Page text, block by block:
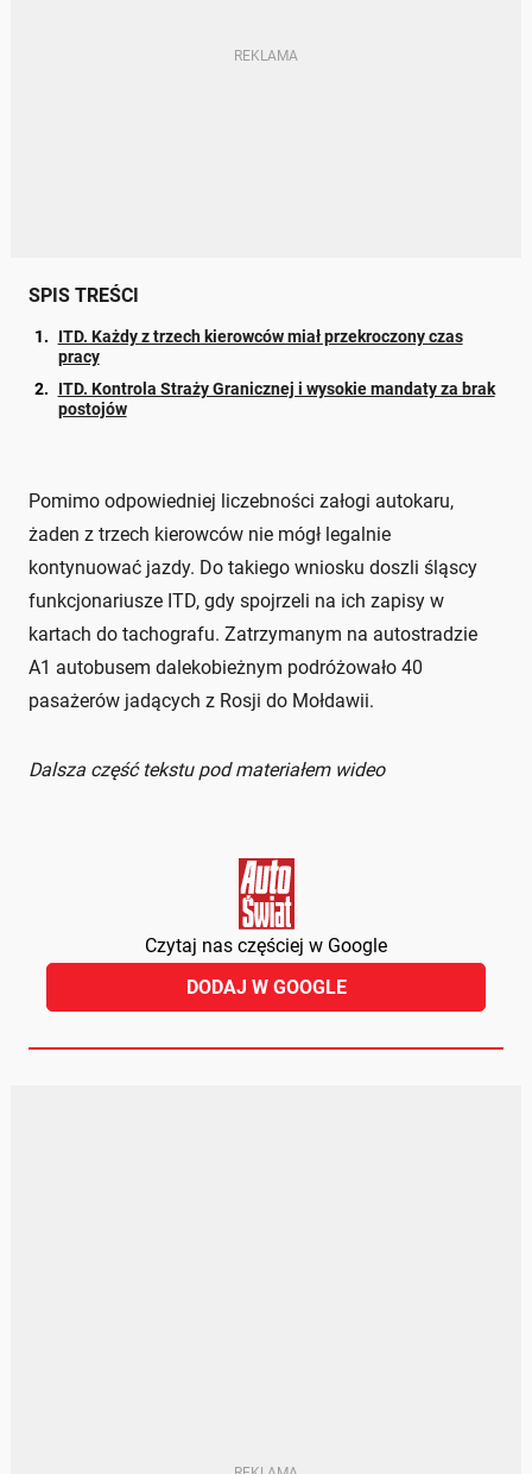
SPIS TREŚCI
ITD. Każdy z trzech kierowców miał przekroczony czas
pracy
ITD. Kontrola Straży Granicznej i wysokie mandaty za brak
postojów
Pomimo odpowiedniej liczebności załogi autokaru,
żaden z trzech kierowców nie mógł legalnie
kontynuować jazdy. Do takiego wniosku doszli śląscy
funkcjonariusze ITD, gdy spojrzeli na ich zapisy w
kartach do tachografu. Zatrzymanym na autostradzie
A1 autobusem dalekobieżnym podróżowało 40
pasażerów jadących z Rosji do Mołdawii.
Dalsza część tekstu pod materiałem wideo
Czytaj nas częściej w Google
DODAJ W GOOGLE